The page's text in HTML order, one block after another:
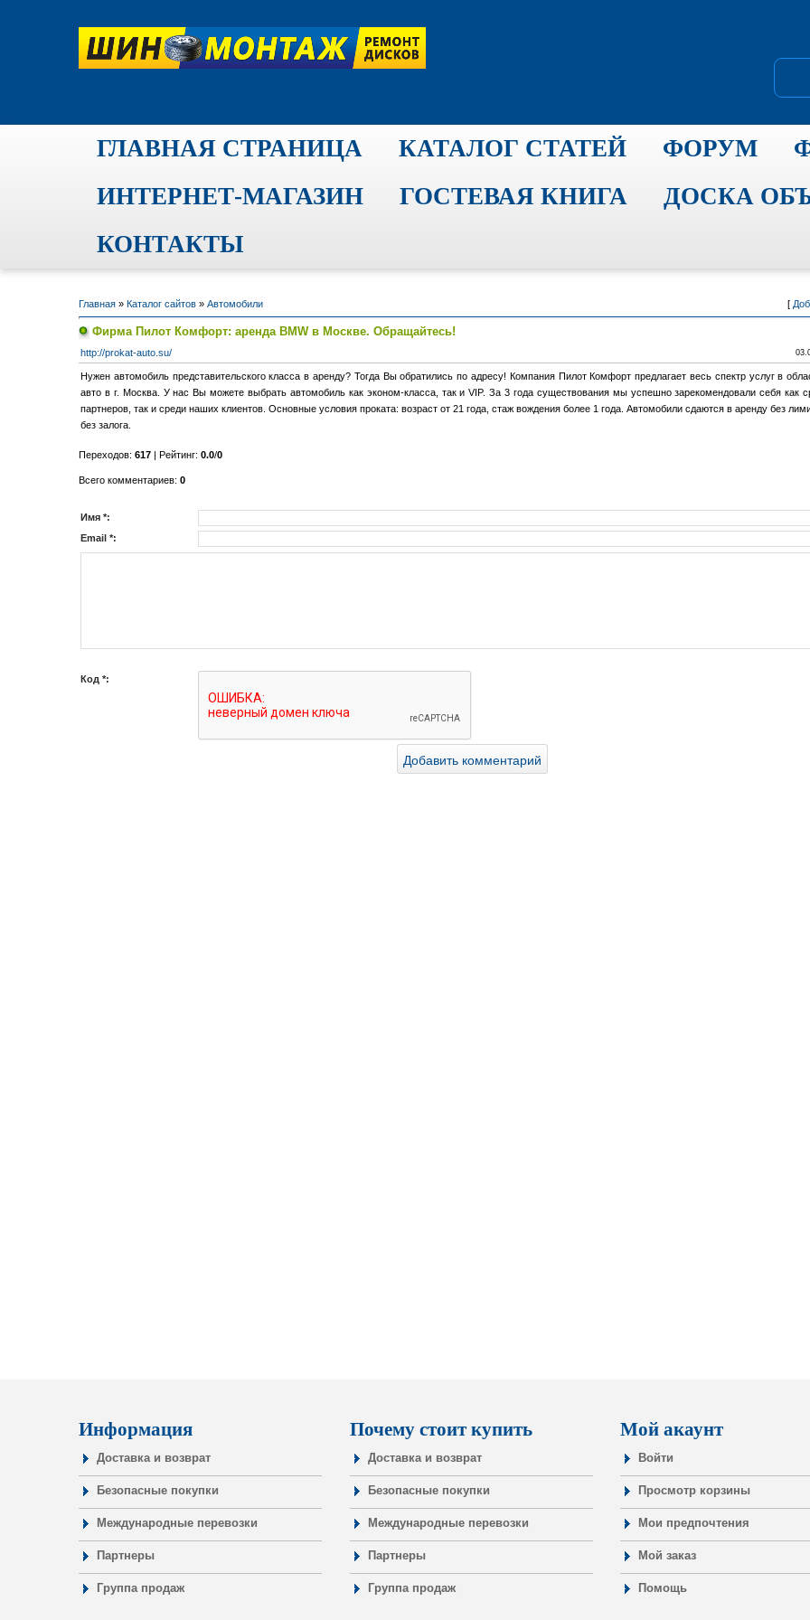
ГЛАВНАЯ СТРАНИЦА КАТАЛОГ СТАТЕЙ ФОРУМ
ИНТЕРНЕТ-МАГАЗИН
ГОСТЕВАЯ КНИГА
ДОСКА
КОНТАКТЫ
Главная » Каталог сайтов » Автомобили [
Фирма Пилот Комфорт: аренда BMW в Москве. Обращайтесь!
http://prokat-auto.su/
Нужен автомобиль представительского класса в аренду? Тогда Вы обратились по адресу! Компания Пилот Комфорт предлагает весь спектр услуг в
авто в г. Москва. У нас Вы можете выбрать автомобиль как эконом-класса, так и VIP. За 3 года существования мы успешно зарекомендовали себя как
партнеров, так и среди наших клиентов. Основные условия проката: возраст от 21 года, стаж вождения более 1 года. Автомобили сдаются в аренду без
без залога.
Переходов: 617 | Рейтинг: 0.0/0
Всего комментариев: 0
Имя *:
Email *:
Код *:
Информация
Доставка и возврат
Безопасные покупки
Международные перевозки
Партнеры
Группа продаж
Почему стоит купить
Доставка и возврат
Безопасные покупки
Международные перевозки
Партнеры
Группа продаж
Мой акаунт
Войти
Просмотр корзины
Мои предпочтения
Мой заказ
Помощь